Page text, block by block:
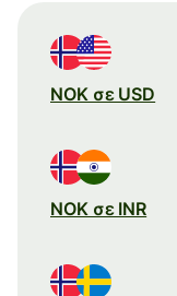
NOK σε USD
NOK σε INR